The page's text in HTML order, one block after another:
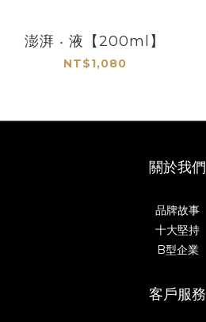
澎湃 ‧ 液【200ml】
NT$1,080
關於我們
品牌故事
十大堅持
B型企業
客戶服務